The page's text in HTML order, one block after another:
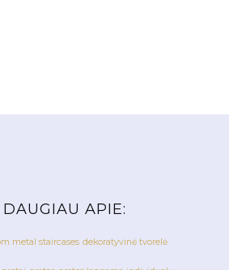
APIE:
metal staircases dekoratyvinė tvorelė